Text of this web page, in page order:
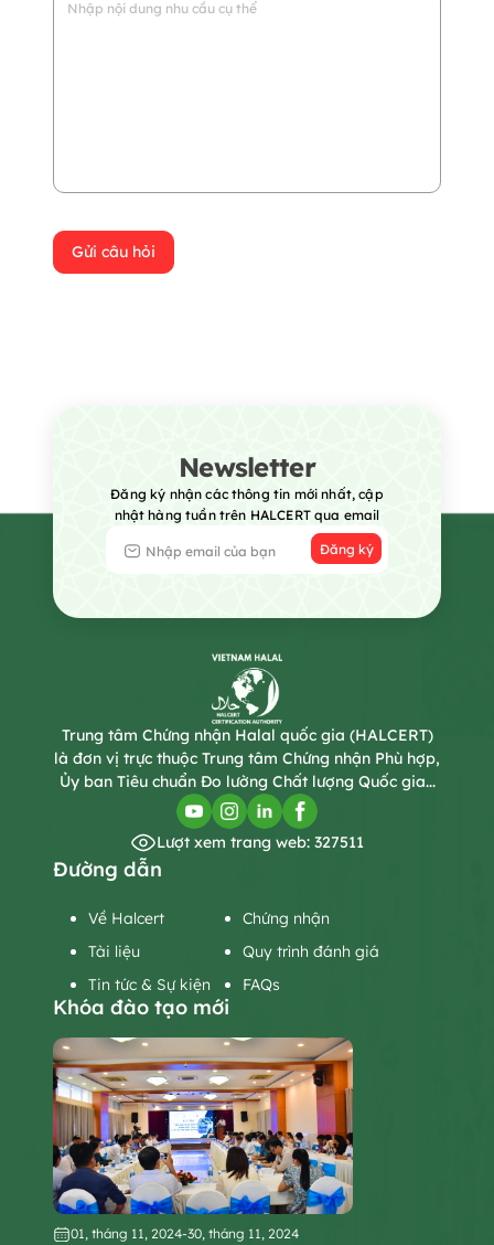
Gửi câu hỏi
Newsletter
Đăng ký nhận các thông tin mới nhất, cập
nhật hàng tuần trên HALCERT qua email
Đăng ký
Trung tâm Chứng nhận Halal quốc gia (HALCERT)
là đơn vị trực thuộc Trung tâm Chứng nhận Phù hợp,
Ủy ban Tiêu chuẩn Đo lường Chất lượng Quốc gia...
Lượt xem trang web: 327511
Đường dẫn
Về Halcert
Chứng nhận
Tài liệu
Quy trình đánh giá
Tin tức & Sự kiện
FAQs
Khóa đào tạo mới
01, tháng 11, 2024-30, tháng 11, 2024